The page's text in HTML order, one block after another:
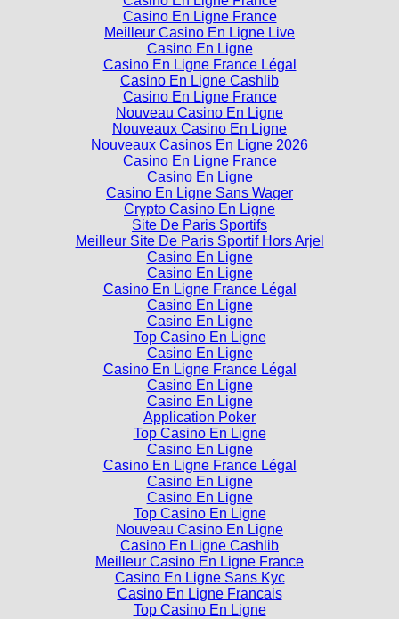
Casino En Ligne France
Meilleur Casino En Ligne Live
Casino En Ligne
Casino En Ligne France Légal
Casino En Ligne Cashlib
Casino En Ligne France
Nouveau Casino En Ligne
Nouveaux Casino En Ligne
Nouveaux Casinos En Ligne 2026
Casino En Ligne France
Casino En Ligne
Casino En Ligne Sans Wager
Crypto Casino En Ligne
Site De Paris Sportifs
Meilleur Site De Paris Sportif Hors Arjel
Casino En Ligne
Casino En Ligne
Casino En Ligne France Légal
Casino En Ligne
Casino En Ligne
Top Casino En Ligne
Casino En Ligne
Casino En Ligne France Légal
Casino En Ligne
Casino En Ligne
Application Poker
Top Casino En Ligne
Casino En Ligne
Casino En Ligne France Légal
Casino En Ligne
Casino En Ligne
Top Casino En Ligne
Nouveau Casino En Ligne
Casino En Ligne Cashlib
Meilleur Casino En Ligne France
Casino En Ligne Sans Kyc
Casino En Ligne Francais
Top Casino En Ligne